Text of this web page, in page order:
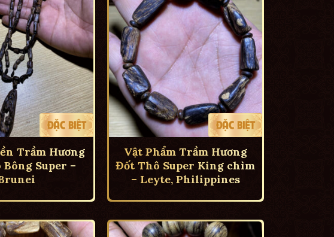
Trầm Hương
Super –
Vật Phẩm Trầm Hương
Đốt Thô Super King chìm
– Leyte, Philippines